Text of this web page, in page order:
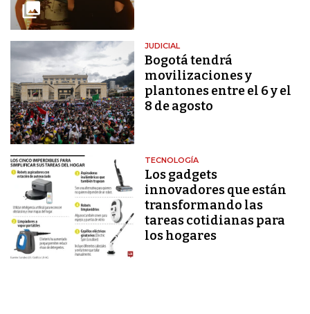
JUDICIAL
Bogotá tendrá
movilizaciones y
plantones entre el 6 y el
8 de agosto
TECNOLOGÍA
Los gadgets
innovadores que están
transformando las
tareas cotidianas para
los hogares